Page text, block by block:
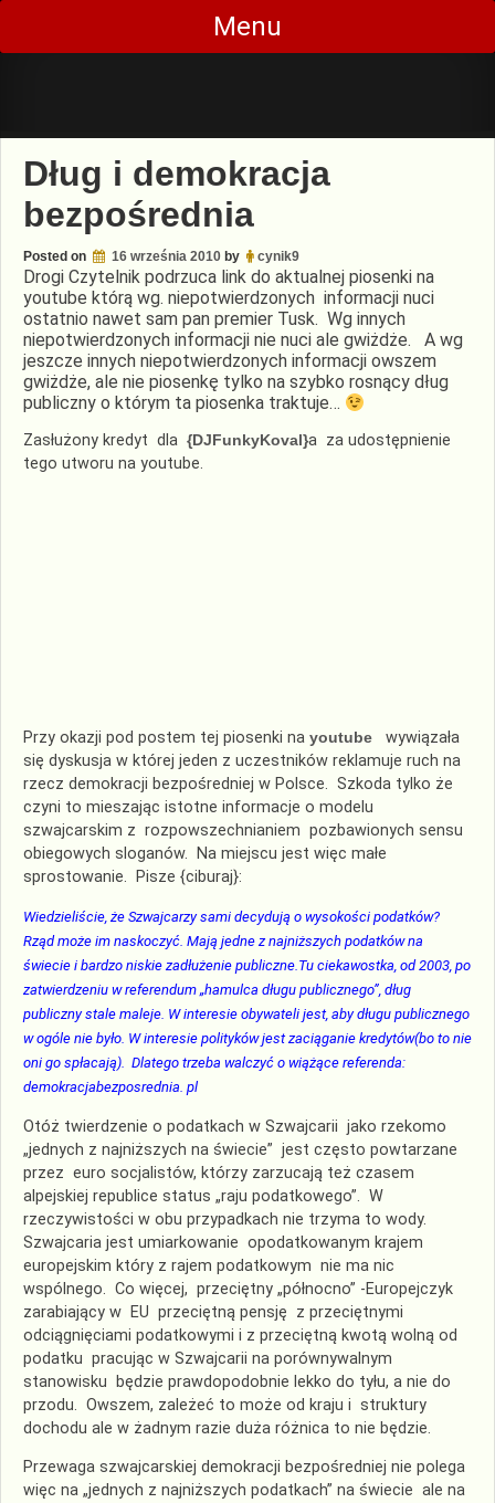
Skip
content
Menu
Dług i demokracja
bezpośrednia
Posted on 16 września 2010 by cynik9
Drogi Czytelnik podrzuca link do aktualnej piosenki na
youtube którą wg. niepotwierdzonych informacji nuci
ostatnio nawet sam pan premier Tusk. Wg innych
niepotwierdzonych informacji nie nuci ale gwiżdże. A wg
jeszcze innych niepotwierdzonych informacji owszem
gwiżdże, ale nie piosenkę tylko na szybko rosnący dług
publiczny o którym ta piosenka traktuje…
Zasłużony kredyt dla {DJFunkyKoval}a za udostępnienie
tego utworu na youtube.
Przy okazji pod postem tej piosenki na youtube wywiązała
się dyskusja w której jeden z uczestników reklamuje ruch na
rzecz demokracji bezpośredniej w Polsce. Szkoda tylko że
czyni to mieszając istotne informacje o modelu
szwajcarskim z rozpowszechnianiem pozbawionych sensu
obiegowych sloganów. Na miejscu jest więc małe
sprostowanie. Pisze {ciburaj}:
Wiedzieliście, że Szwajcarzy sami decydują o wysokości podatków?
Rząd może im naskoczyć. Mają jedne z najniższych podatków na
świecie i bardzo niskie zadłużenie publiczne.Tu ciekawostka, od 2003, po
zatwierdzeniu w referendum „hamulca długu publicznego”, dług
publiczny stale maleje. W interesie obywateli jest, aby długu publicznego
w ogóle nie było. W interesie polityków jest zaciąganie kredytów(bo to nie
oni go spłacają). Dlatego trzeba walczyć o wiążące referenda:
demokracjabezposrednia. pl
Otóż twierdzenie o podatkach w Szwajcarii jako rzekomo
„jednych z najniższych na świecie” jest często powtarzane
przez euro socjalistów, którzy zarzucają też czasem
alpejskiej republice status „raju podatkowego”. W
rzeczywistości w obu przypadkach nie trzyma to wody.
Szwajcaria jest umiarkowanie opodatkowanym krajem
europejskim który z rajem podatkowym nie ma nic
wspólnego. Co więcej, przeciętny „północno” -Europejczyk
zarabiający w EU przeciętną pensję z przeciętnymi
odciągnięciami podatkowymi i z przeciętną kwotą wolną od
podatku pracując w Szwajcarii na porównywalnym
stanowisku będzie prawdopodobnie lekko do tyłu, a nie do
przodu. Owszem, zależeć to może od kraju i struktury
dochodu ale w żadnym razie duża różnica to nie będzie.
Przewaga szwajcarskiej demokracji bezpośredniej nie polega
więc na „jednych z najniższych podatkach” na świecie ale na